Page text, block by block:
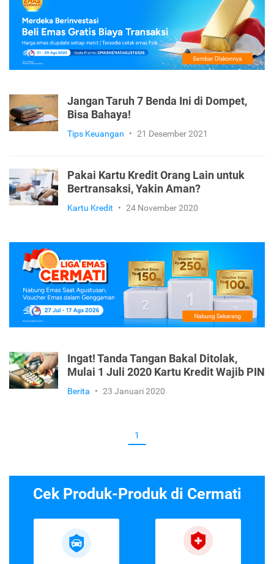
Jangan Taruh 7 Benda Ini di Dompet,
Bisa Bahaya!
Tips Keuangan • 21 Desember 2021
Pakai Kartu Kredit Orang Lain untuk
Bertransaksi, Yakin Aman?
Kartu Kredit • 24 November 2020
Ingat! Tanda Tangan Bakal Ditolak,
Mulai 1 Juli 2020 Kartu Kredit Wajib PIN
Berita • 23 Januari 2020
1
Cek Produk-Produk di Cermati